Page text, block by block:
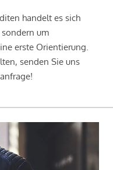
handelt es sich
um
erste Orientierung.
senden Sie uns